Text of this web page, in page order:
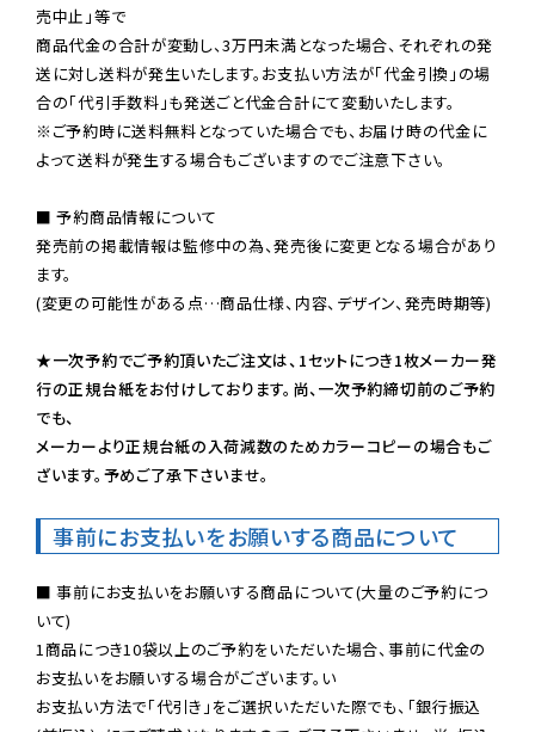
売中止」等で
商品代金の合計が変動し、3万円未満となった場合、それぞれの発
送に対し送料が発生いたします。お支払い方法が「代金引換」の場
※ご予約時に送料無料となっていた場合でも、お届け時の代金に
よって送料が発生する場合もございますのでご注意下さい。
■ 予約商品情報について
発売前の掲載情報は監修中の為、発売後に変更となる場合があり
ます。
(変更の可能性がある点…商品仕様、内容、デザイン、発売時期等)
★一次予約でご予約頂いたご注文は、1セットにつき1枚メーカー発
行の正規台紙をお付けしております。尚、一次予約締切前のご予約
でも、
メーカーより正規台紙の入荷減数のためカラーコピーの場合もご
ざいます。予めご了承下さいませ。
事前にお支払いをお願いする商品について
■ 事前にお支払いをお願いする商品について(大量のご予約につ
いて)
1商品につき10袋以上のご予約をいただいた場合、事前に代金の
お支払いをお願いする場合がございます。い
お支払い方法で「代引き」をご選択いただいた際でも、「銀行振込